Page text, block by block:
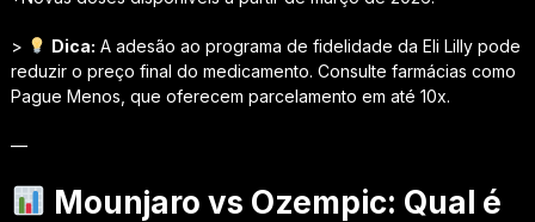
> Dica: A adesão ao programa de fidelidade da Eli Lilly pode
reduzir o preço final do medicamento. Consulte farmácias como
Pague Menos, que oferecem parcelamento em até 10x.
—
Mounjaro vs Ozempic: Qual é